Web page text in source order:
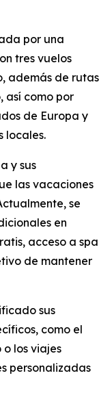
por una
tres vuelos
además de rutas
así como por
de Europa y
locales.
y sus
las vacaciones
se
en
acceso a spa
de mantener
sus
como el
los viajes
personalizadas